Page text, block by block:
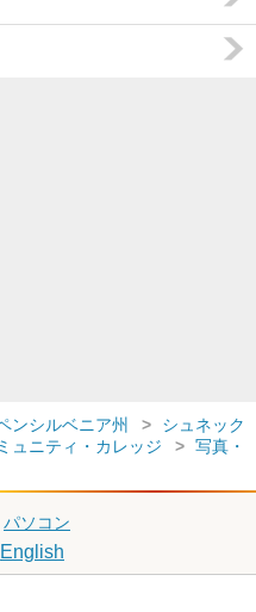
ンシルベニア州
シュネック
ュニティ・カレッジ
写真・
パソコン
English